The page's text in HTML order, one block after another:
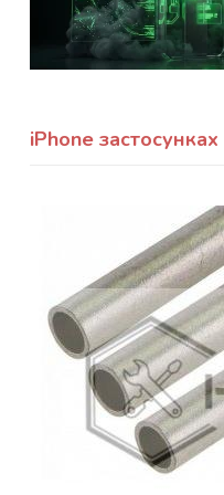
iPhone застосунках